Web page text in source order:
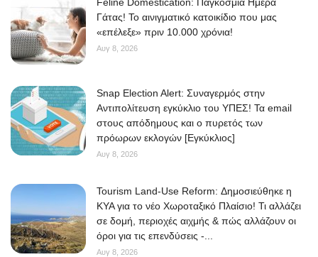
Γάτας! Το αινιγματικό κατοικίδιο που μας
«επέλεξε» πριν 10.000 χρόνια!
Αυγ 8, 2026
Snap Election Alert: Συναγερμός στην
Αντιπολίτευση εγκύκλιο του ΥΠΕΣ! Τα email
στους απόδημους και ο πυρετός των
πρόωρων εκλογών [Εγκύκλιος]
Αυγ 8, 2026
Tourism Land-Use Reform: Δημοσιεύθηκε η
ΚΥΑ για το νέο Χωροταξικό Πλαίσιο! Τι αλλάζει
σε δομή, περιοχές αιχμής & πώς αλλάζουν οι
όροι για τις επενδύσεις -...
Αυγ 8, 2026